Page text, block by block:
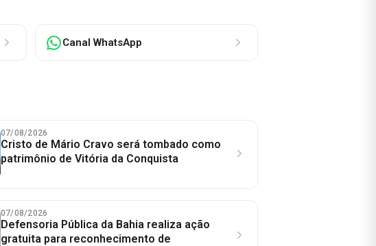
Canal WhatsApp
07/08/2026
Cristo de Mário Cravo será tombado como
patrimônio de Vitória da Conquista
07/08/2026
Defensoria Pública da Bahia realiza ação
gratuita para reconhecimento de